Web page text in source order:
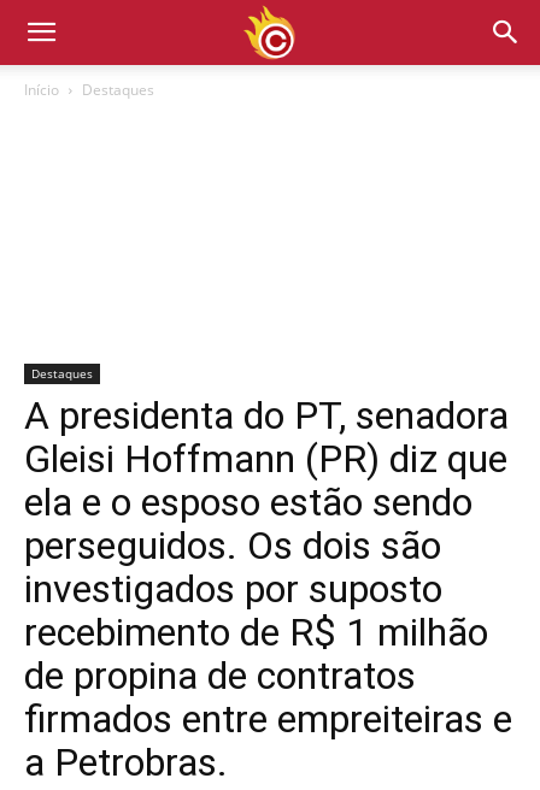
Início Destaques
Destaques
A presidenta do PT, senadora
Gleisi Hoffmann (PR) diz que
ela e o esposo estão sendo
perseguidos. Os dois são
investigados por suposto
recebimento de R$ 1 milhão
de propina de contratos
firmados entre empreiteiras e
a Petrobras.